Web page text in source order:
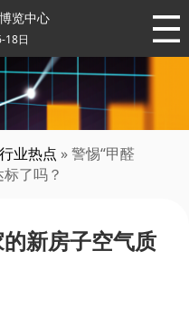
览中心
18日
行业热点 » 警惕“甲醛
了吗？
新房子空气质